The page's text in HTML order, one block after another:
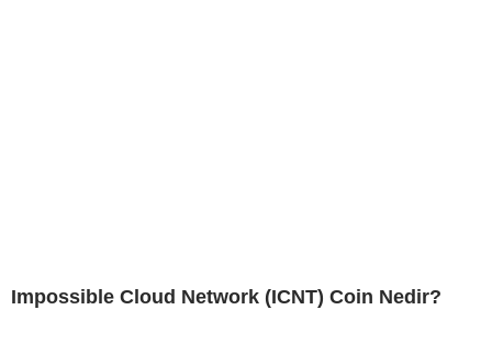
Impossible Cloud Network (ICNT) Coin Nedir?